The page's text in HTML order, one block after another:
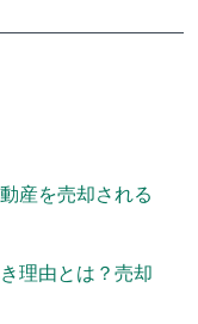
産を売却される
理由とは？売却